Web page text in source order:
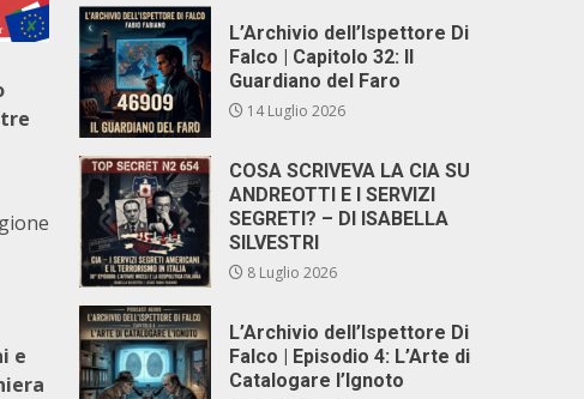
e
L’Archivio dell’Ispettore Di
Falco | Capitolo 32: Il
Guardiano del Faro
14 Luglio 2026
COSA SCRIVEVA LA CIA SU
ANDREOTTI E I SERVIZI
SEGRETI? – DI ISABELLA
SILVESTRI
8 Luglio 2026
L’Archivio dell’Ispettore Di
Falco | Episodio 4: L’Arte di
Catalogare l’Ignoto